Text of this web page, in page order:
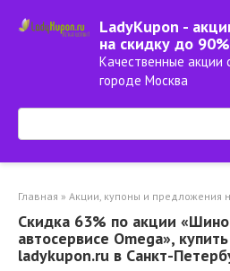
LadyKupon -
на скидку до
Качественные акции
городе Москва
Поиск:
Главная » Акции, купоны и предложения
Скидка 63% по акции
автосервисе Omega»,
ladykupon.ru в Санкт-